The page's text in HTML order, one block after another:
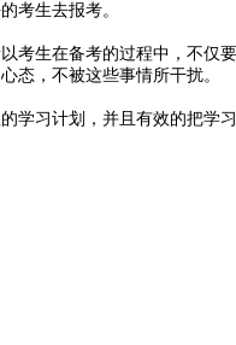
考生去报考。
考生在备考的过程中，不
态，不被这些事情所干扰。
学习计划，并且有效的把学